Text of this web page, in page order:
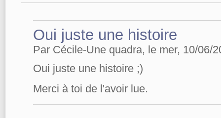
Oui juste une histoire
Par Cécile-Une quadra, le mer, 10/06/
Oui juste une histoire ;)
Merci à toi de l'avoir lue.